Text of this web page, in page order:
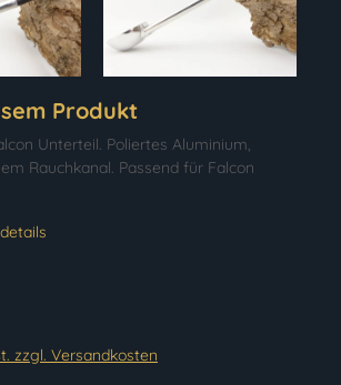
Produkt
Unterteil. Poliertes Aluminium,
Rauchkanal. Passend für Falcon
zzgl. Versandkosten